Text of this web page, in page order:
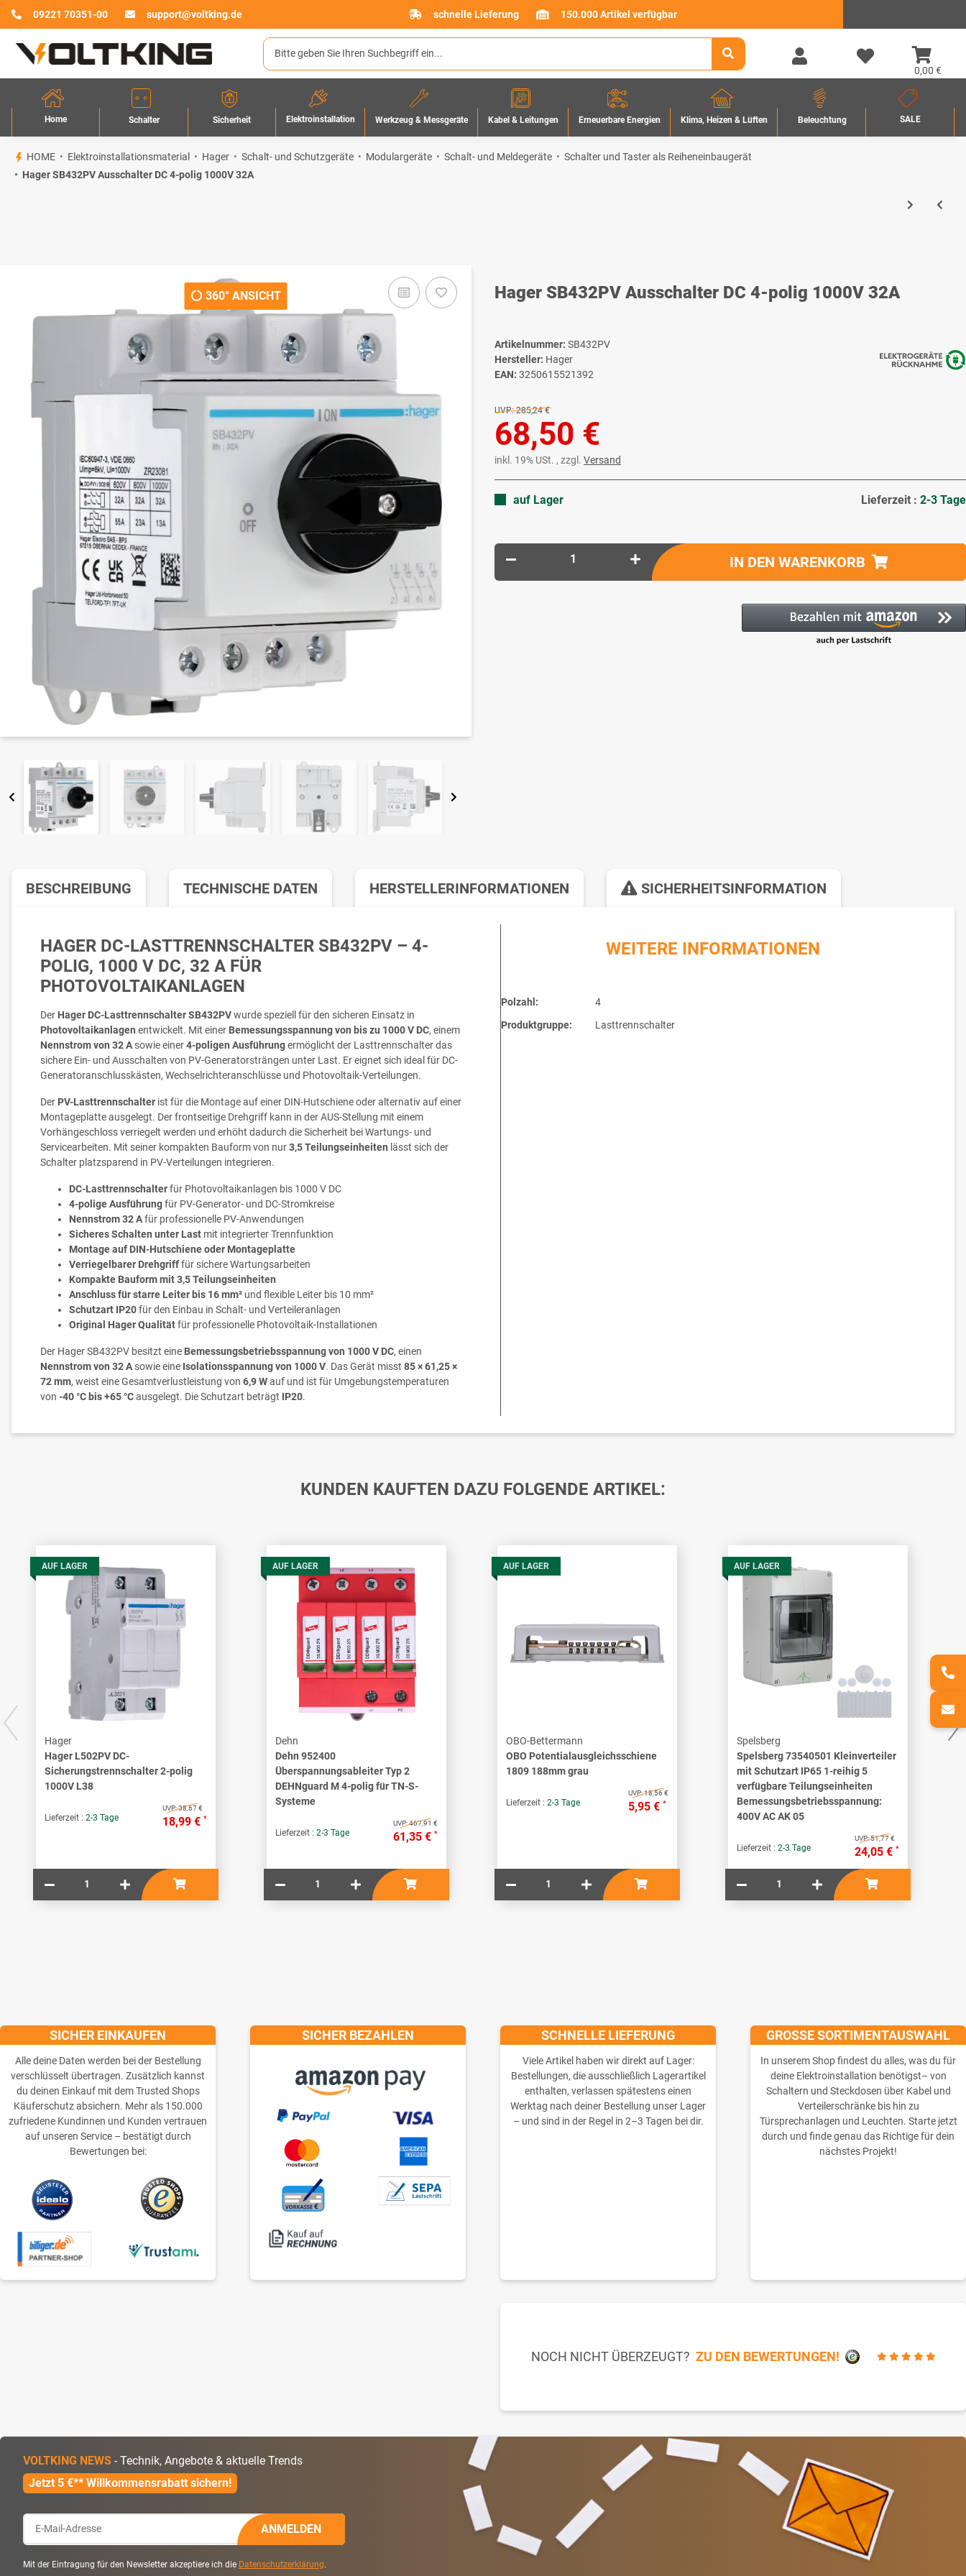
09221 70351-00 support@voltking.de schnelle Lieferung 150.000 Artikel verfügbar
0,00 €
Home Schalter Sicherheit Elektroinstallation Werkzeug & Messgeräte Kabel & Leitungen Erneuerbare Energien Klima, Heizen & Lüften Beleuchtung SALE
HOME Elektroinstallationsmaterial Hager Schalt- und Schutzgeräte Modulargeräte Schalt- und Meldegeräte
Schalter und Taster als Reiheneinbaugerät
Hager SB432PV Ausschalter DC 4-polig 1000V 32A
360° ANSICHT Hager SB432PV Ausschalter DC 4-polig 1000V 32A
Artikelnummer: SB432PV
Hersteller: Hager
EAN: 3250615521392
UVP: 285,24 €
68,50 €
inkl. 19% USt. , zzgl. Versand
auf Lager Lieferzeit : 2-3 Tage
IN DEN WARENKORB
BESCHREIBUNG TECHNISCHE DATEN HERSTELLERINFORMATIONEN SICHERHEITSINFORMATION
HAGER DC-LASTTRENNSCHALTER SB432PV – 4-
POLIG, 1000 V DC, 32 A FÜR
PHOTOVOLTAIKANLAGEN
Der Hager DC-Lasttrennschalter SB432PVwurde speziell für den sicheren Einsatz in
Photovoltaikanlagen entwickelt. Mit einer Bemessungsspannung von bis zu 1000 V DC, einem
Nennstrom von 32 A sowie einer4-poligen Ausführungermöglicht der Lasttrennschalter das
sichere Ein- und Ausschalten von PV-Generatorsträngen unter Last. Er eignet sich ideal für DC-
Generatoranschlusskästen, Wechselrichteranschlüsse und Photovoltaik-Verteilungen.
Der PV-Lasttrennschalter ist für die Montage auf einer DIN-Hutschiene oder alternativ auf einer
Montageplatte ausgelegt. Der frontseitige Drehgriff kann in der AUS-Stellung mit einem
Vorhängeschloss verriegelt werden und erhöht dadurch die Sicherheit bei Wartungs- und
Servicearbeiten. Mit seiner kompakten Bauform von nur3,5 Teilungseinheiten lässt sich der
Schalter platzsparend in PV-Verteilungen integrieren.
DC-Lasttrennschalterfür Photovoltaikanlagen bis 1000 V DC
4-polige Ausführungfür PV-Generator- und DC-Stromkreise
Nennstrom 32 Afür professionelle PV-Anwendungen
Sicheres Schalten unter Last mit integrierter Trennfunktion
Montage auf DIN-Hutschiene oder Montageplatte
Verriegelbarer Drehgrifffür sichere Wartungsarbeiten
Kompakte Bauform mit 3,5 Teilungseinheiten
Anschluss für starre Leiter bis 16 mm² und flexible Leiter bis 10 mm²
Schutzart IP20für den Einbau in Schalt- und Verteileranlagen
Original Hager Qualitätfür professionelle Photovoltaik-Installationen
Der Hager SB432PV besitzt eine Bemessungsbetriebsspannung von 1000 V DC, einen
Nennstrom von 32 A sowie eine Isolationsspannung von 1000 V. Das Gerät misst 85 × 61,25 ×
72 mm, weist eine Gesamtverlustleistung von 6,9 Wauf und ist für Umgebungstemperaturen
von -40 °C bis +65 °Causgelegt. Die Schutzart beträgt IP20.
WEITERE INFORMATIONEN
Polzahl:
4
Produktgruppe:
Lasttrennschalter
KUNDEN KAUFTEN DAZU FOLGENDE ARTIKEL:
AUF LAGER
Hager
Hager L502PV DC-
Sicherungstrennschalter 2-polig
1000V L38
Lieferzeit : 2-3 Tage
UVP:38,67 €
18,99 € *
AUF LAGER
Dehn
Dehn 952400
Überspannungsableiter Typ 2
DEHNguard M 4-polig für TN-S-
Systeme
Lieferzeit : 2-3 Tage
UVP:467,91 €
61,35 € *
AUF LAGER
OBO-Bettermann
OBO Potentialausgleichsschiene
1809 188mm grau
Lieferzeit : 2-3 Tage
UVP:18,56 €
5,95 € *
AUF LAGER
Spelsberg
Spelsberg 73540501 Kleinverteiler
mit Schutzart IP65 1-reihig 5
verfügbare Teilungseinheiten
Bemessungsbetriebsspannung:
400V AC AK 05
Lieferzeit : 2-3 Tage
UVP:51,77 €
24,05 € *
VOLTKING NEWS - Technik, Angebote & aktuelle Trends
Jetzt 5 €** Willkommensrabatt sichern!
ANMELDEN
Mit der Eintragung für den Newsletter akzeptiere ich die Datenschutzerklärung.
SICHER EINKAUFEN
Alle deine Daten werden bei der Bestellung
verschlüsselt übertragen. Zusätzlich kannst
du deinen Einkauf mit dem Trusted Shops
Käuferschutz absichern. Mehr als 150.000
zufriedene Kundinnen und Kunden vertrauen
auf unseren Service – bestätigt durch
Bewertungen bei:
SICHER BEZAHLEN SCHNELLE LIEFERUNG
Viele Artikel haben wir direkt auf Lager:
Bestellungen, die ausschließlich Lagerartikel
enthalten, verlassen spätestens einen
Werktag nach deiner Bestellung unser Lager
– und sind in der Regel in 2–3 Tagen bei dir.
GROSSE SORTIMENTAUSWAHL
In unserem Shop findest du alles, was du für
deine Elektroinstallation benötigst– von
Schaltern und Steckdosen über Kabel und
Verteilerschränke bis hin zu
Türsprechanlagen und Leuchten. Starte jetzt
durch und finde genau das Richtige für dein
nächstes Projekt!
NOCH NICHT ÜBERZEUGT? ZU DEN BEWERTUNGEN!